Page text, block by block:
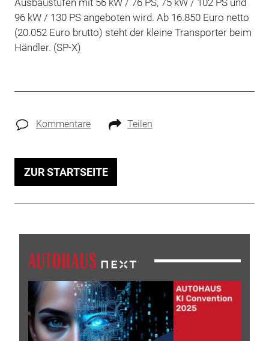
96 kW / 130 PS angeboten wird. Ab 16.850 Euro netto
(20.052 Euro brutto) steht der kleine Transporter beim
Händler. (SP-X)
Kommentare Teilen
ZUR STARTSEITE